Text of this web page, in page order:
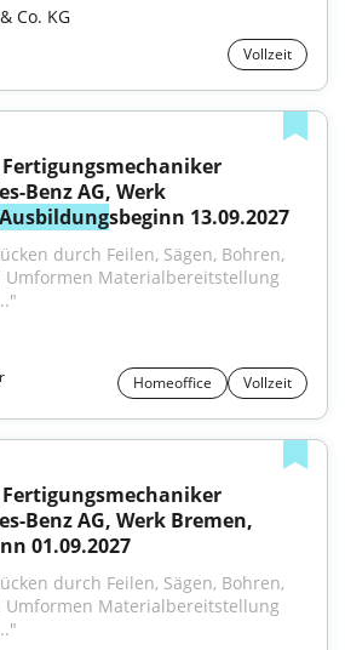
Co. KG
Vollzeit
Benz AG, Werk
Ausbildungsbeginn 13.09.2027
durch Feilen, Sägen, Bohren,
Homeoffice Vollzeit
01.09.2027
durch Feilen, Sägen, Bohren,